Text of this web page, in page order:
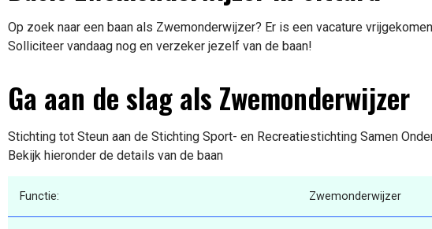
Op zoek naar een baan als Zwemonderwijzer? Er is een vacature
Solliciteer vandaag nog en verzeker jezelf van de baan!
Ga aan de slag als Zwemonderwijzer
Stichting tot Steun aan de Stichting Sport- en Recreatiestichting Samen
Bekijk hieronder de details van de baan
Functie: Zwemonderwijzer